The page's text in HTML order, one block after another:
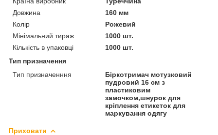
Довжина
160 мм
Колір
Рожевий
Мінімальний тираж
1000 шт.
Кількість в упаковці
1000 шт.
Тип призначення
Тип призначенння
Біркотримач мотузковий
пудровий 16 см з
пластиковим
замочком,шнурок для
кріплення етикеток для
маркування одягу
Приховати